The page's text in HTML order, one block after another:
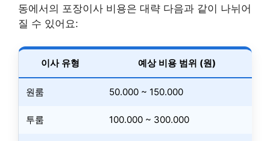
동에서의 포장이사 비용은 대략 다음과 같이 나뉘어
질 수 있어요:
이사 유형 예상 비용 범위 (원)
원룸 50.000 ~ 150.000
투룸 100.000 ~ 300.000